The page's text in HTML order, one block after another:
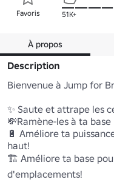
Favoris 51K+
À propos
Description
Bienvenue à Jump for
✨ Saute et attrape les
💸Ramène-les à ta
🔋 Améliore ta
haut!
🏗️ Améliore ta base
d'emplacements!